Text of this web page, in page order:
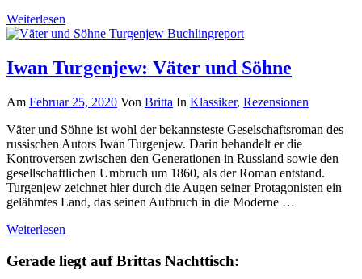
Weiterlesen
Iwan Turgenjew: Väter und Söhne
Am Februar 25, 2020 Von Britta In Klassiker, Rezensionen
Väter und Söhne ist wohl der bekannsteste Geselschaftsroman des
russischen Autors Iwan Turgenjew. Darin behandelt er die
Kontroversen zwischen den Generationen in Russland sowie den
gesellschaftlichen Umbruch um 1860, als der Roman entstand.
Turgenjew zeichnet hier durch die Augen seiner Protagonisten ein
gelähmtes Land, das seinen Aufbruch in die Moderne …
Weiterlesen
Gerade liegt auf Brittas Nachttisch: